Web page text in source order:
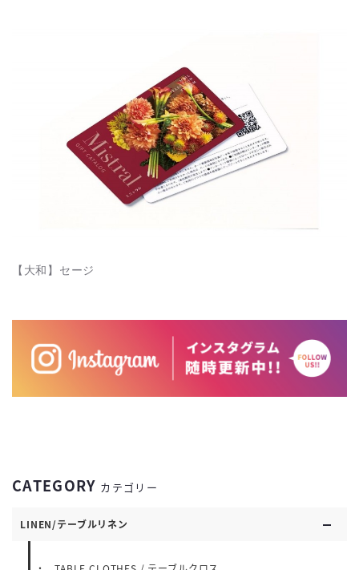
CATEGORY カテゴリー
LINEN/テーブルリネン
【大和】セージ